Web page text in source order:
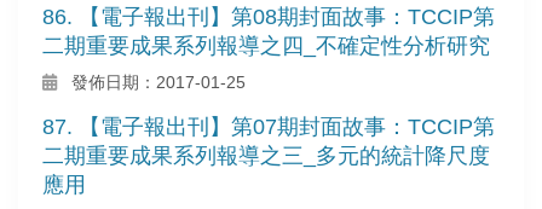
86. 【電子報出刊】第08期封面故事：TCCIP第
二期重要成果系列報導之四_不確定性分析研究
發佈日期：2017-01-25
87. 【電子報出刊】第07期封面故事：TCCIP第
二期重要成果系列報導之三_多元的統計降尺度
應用